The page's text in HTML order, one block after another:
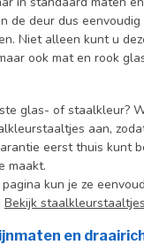
de deur dus
Niet alleen kunt u
ook mat en rook
glas- of staalkleur?
aan,
eerst thuis kunt
maakt.
kun je ze
Bekijk staalkleurstaaltjes
en